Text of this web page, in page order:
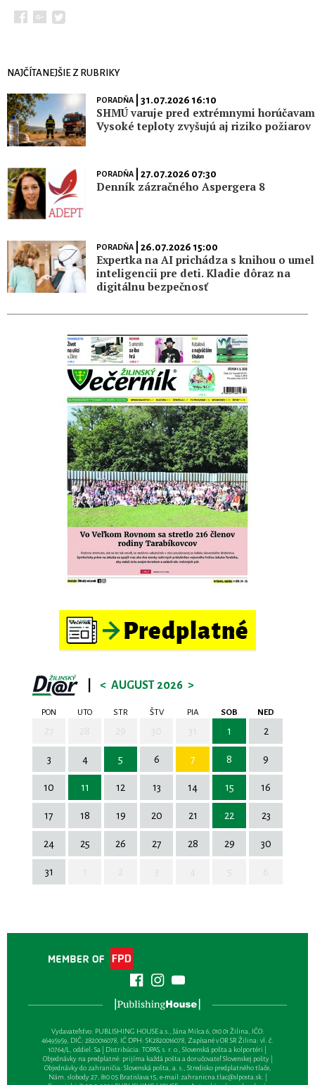
NAJČÍTANEJŠIE Z RUBRIKY
PORADŇA| 31.07.2026 16:10
SHMÚ varuje pred extrémnymi
Vysoké teploty zvyšujú aj riziko požiarov
PORADŇA| 27.07.2026 07:30
Denník zázračného Aspergera 8
PORADŇA| 26.07.2026 15:00
Expertka na AI prichádza s knihou o
inteligencii pre deti. Kladie dôraz na
digitálnu bezpečnosť
< AUGUST 2026 >
PON UTO STR ŠTV PIA SOB NED
1 2
3 4 5 6 7 8 9
10 11 12 13 14 15 16
17 18 19 20 21 22 23
24 25 26 27 28 29 30
31
Vydavateľsťvo: PUBLISHING HOUSE a.s., Jána Milca 6, 010 01 Žilina, IČO:
46495959, DIČ: 2820016078, IČ DPH: SK2820016078, Zapísané v OR SR Žilina: vl. č.
10764/L, oddiel: Sa | Distribúcia: TOPAS, s. r. o., Slovenská pošta a kolportéri |
Objednávky na predplatné: prijíma každá pošta a doručovateľ Slovenskej pošty |
Objednávky do zahraničia: Slovenská pošta, a. s., Stredisko predplatného tlače,
Nám. slobody 27, 810 05 Bratislava 15, e-mail:zahranicna.tlac@slposta.sk. |